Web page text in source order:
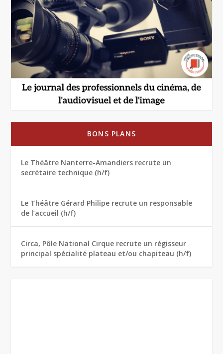
BONS PLANS
Le Théâtre Nanterre-Amandiers recrute un
secrétaire technique (h/f)
Le Théâtre Gérard Philipe recrute un responsable
de l’accueil (h/f)
Circa, Pôle National Cirque recrute un régisseur
principal spécialité plateau et/ou chapiteau (h/f)